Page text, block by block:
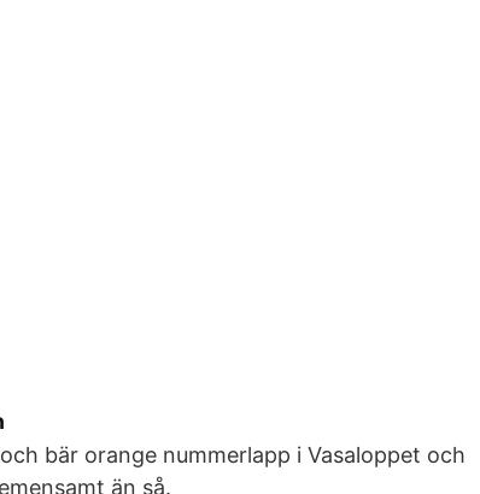
bär orange nummerlapp i Vasaloppet och
än så.